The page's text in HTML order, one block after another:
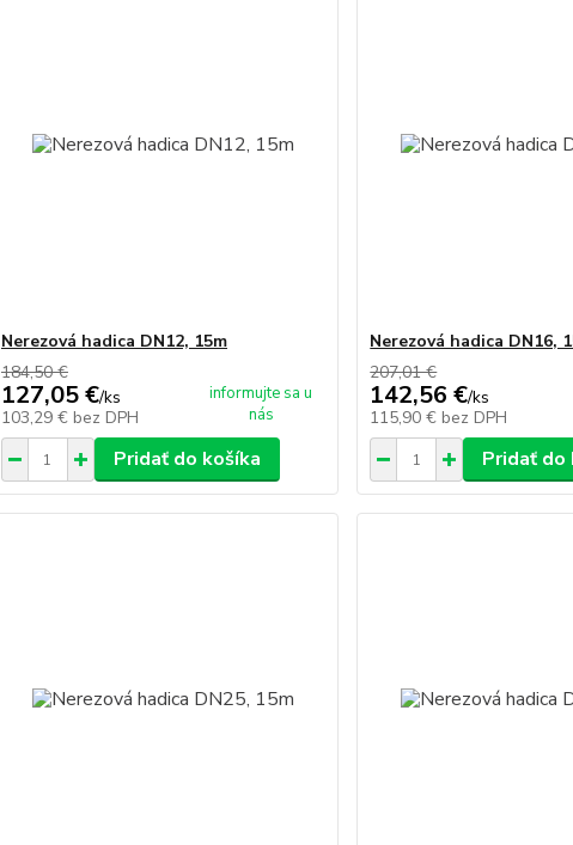
Nerezová hadica DN12, 15m
184,50 €
127,05 €/ks
103,29 € bez DPH
informujte sa u
nás
Pridať do košíka
Nerezová hadica DN16,
207,01 €
142,56 €/ks
115,90 € bez DPH
Pridať do